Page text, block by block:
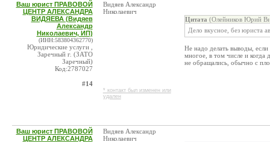
Ваш юрист ПРАВОВОЙ
ЦЕНТР АЛЕКСАНДРА
ВИДЯЕВА (Видяев
Александр
Николаевич, ИП)
(ИНН:583804362770)
Юридические услуги ,
Заречный г. (ЗАТО
Заречный)
Код:2787027
#14
Видяев Александр
Николаевич
* контакт был изменен или
удален
Цитата (Олейников Юрий
Дело вкусное, без юриста
Не надо делать выводы,
многое, в том числе и когда
не обращались, обычно с
Ваш юрист ПРАВОВОЙ
ЦЕНТР АЛЕКСАНДРА
Видяев Александр
Николаевич